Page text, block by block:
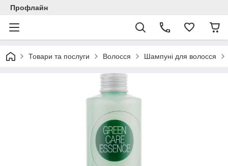
Профлайн
Товари та послуги Волосся Шампуні для волосся